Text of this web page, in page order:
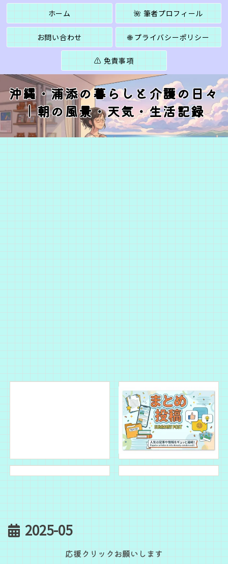
沖縄・浦添の暮らしと介護の日々
｜朝の風景・天気・生活記録
ホーム 🌺 筆者プロフィール
お問い合わせ 🌐 プライバシーポリシー
⚠️ 免責事項
2025-05
応援クリックお願いします